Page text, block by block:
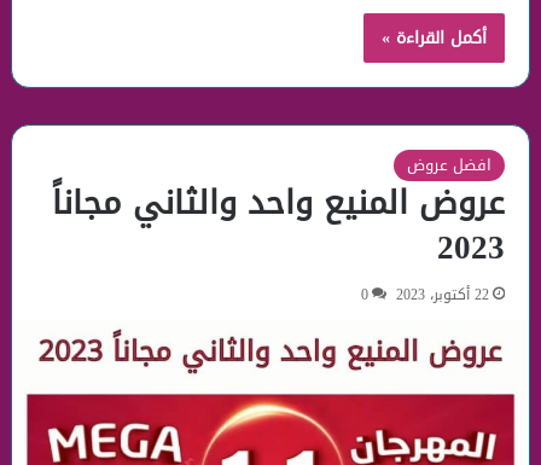
أكمل القراءة »
افضل عروض
عروض المنيع واحد والثاني مجاناً
2023
22 أكتوبر، 2023 0